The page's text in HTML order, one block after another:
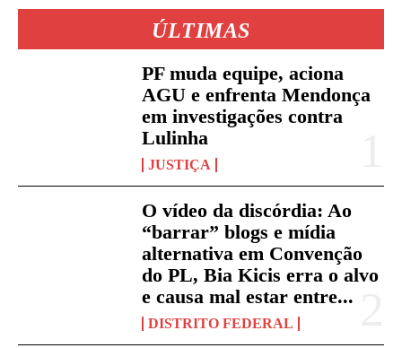
ÚLTIMAS
PF muda equipe, aciona
AGU e enfrenta Mendonça
em investigações contra
Lulinha
JUSTIÇA
O vídeo da discórdia: Ao
“barrar” blogs e mídia
alternativa em Convenção
do PL, Bia Kicis erra o alvo
e causa mal estar entre...
DISTRITO FEDERAL